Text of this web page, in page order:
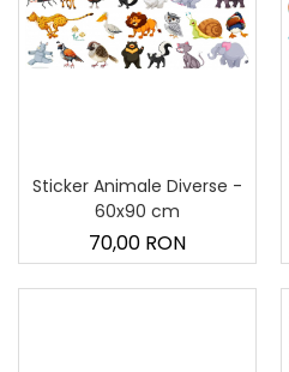
Sticker Animale Diverse -
60x90 cm
70,00 RON